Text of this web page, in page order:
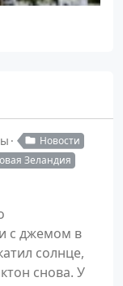
Новости
Зеландия
с джемом в
солнце,
снова. У